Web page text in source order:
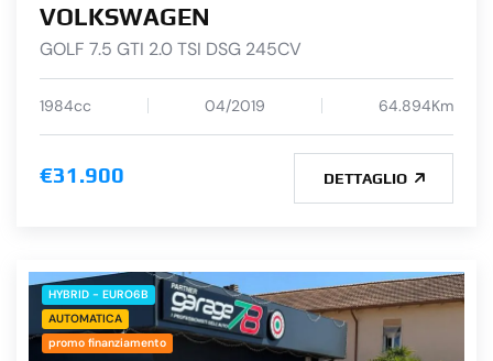
VOLKSWAGEN
GOLF 7.5 GTI 2.0 TSI DSG 245CV
1984cc 04/2019 64.894Km
€31.900 DETTAGLIO
HYBRID - EURO6B
AUTOMATICA
promo finanziamento